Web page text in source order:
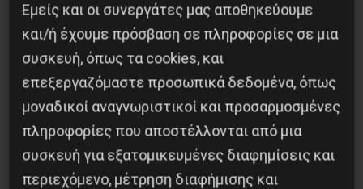
Η Μπουρκίνα Φάσο του Τραορέ αντι-
ιμπεριαλιστική σχισμή της ιστορίας
26 Μαΐου 2025
Εμείς και οι συνεργάτες μας αποθηκεύουμε
και/ή έχουμε πρόσβαση σε πληροφορίες σε μια
συσκευή, όπως τα cookies, και
επεξεργαζόμαστε προσωπικά δεδομένα, όπως
μοναδικοί αναγνωριστικοί και προσαρμοσμένες
πληροφορίες που αποστέλλονται από μια
συσκευή για εξατομικευμένες διαφημίσεις και
περιεχόμενο, μέτρηση διαφήμισης και